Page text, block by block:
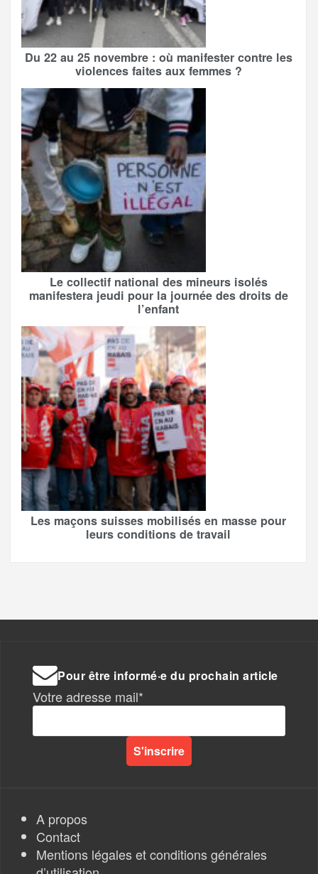
Du 22 au 25 novembre : où manifester contre les
violences faites aux femmes ?
Le collectif national des mineurs isolés
manifestera jeudi pour la journée des droits de
l’enfant
Les maçons suisses mobilisés en masse pour
leurs conditions de travail
Pour être informé·e du prochain article
Votre adresse mail*
A propos
Contact
Mentions légales et conditions générales